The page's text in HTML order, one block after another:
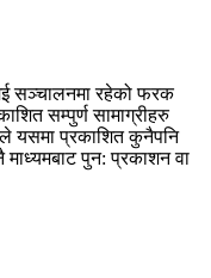
सञ्चालनमा रहेको फरक
सम्पुर्ण सामाग्रीहरु
यसमा प्रकाशित कुनैपनि
माध्यमबाट पुन: प्रकाशन वा